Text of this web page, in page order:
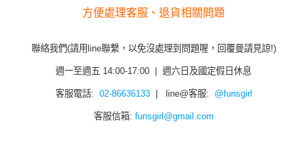
方便處理客服、退貨相關問題
聯絡我們(請用line聯繫，以免沒處理到問題喔，回覆曼請見諒!)
週一至週五 14:00-17:00 | 週六日及國定假日休息
客服電話: 02-86636133| line@客服: @funsgirl
客服信箱: funsgirl@gmail.com